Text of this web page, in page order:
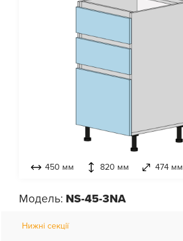
450 мм 820 мм 474 мм
Модель: NS-45-3NA
Нижні секції